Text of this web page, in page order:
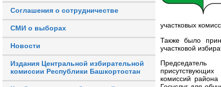
Соглашения о сотрудничестве
СМИ о выборах
Новости
Издания Центральной избирательной
комиссии Республики Башкортостан
участковых
Также было
участковой
комиссий